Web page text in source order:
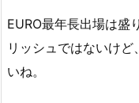
EURO最年長出場は盛
リッシュではないけ
いね。